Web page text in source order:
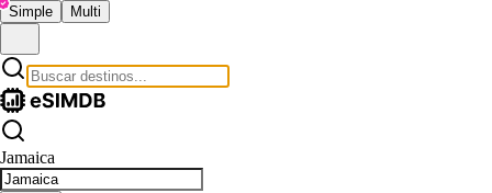
Simple Multi
Jamaica